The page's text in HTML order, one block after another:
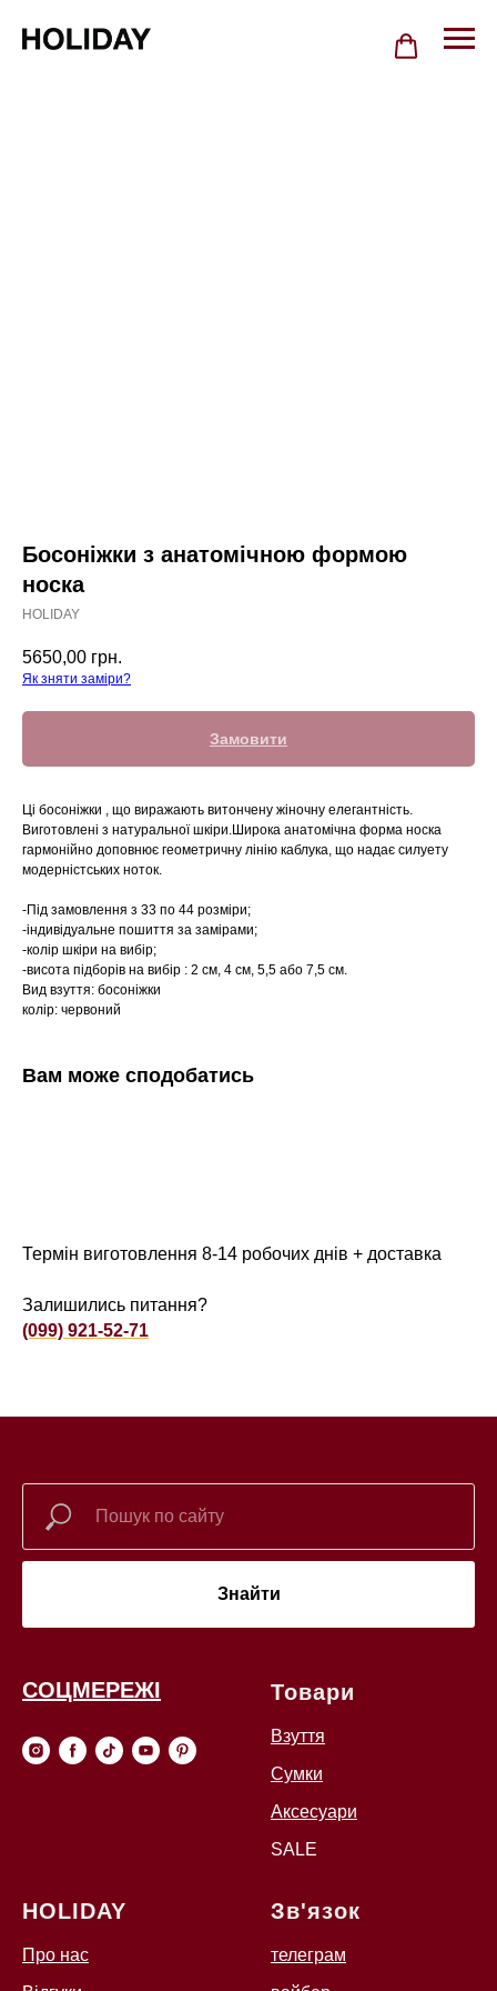
Босоніжки з анатомічною формою
носка
HOLIDAY
5650,00 грн.
Як зняти заміри?
Замовити
Ці босоніжки , що виражають витончену жіночну елегантність.
Виготовлені з натуральної шкіри.Широка анатомічна форма носка
гармонійно доповнює геометричну лінію каблука, що надає силуету
модерністських ноток.
-Під замовлення з 33 по 44 розміри;
-індивідуальне пошиття за замірами;
-колір шкіри на вибір;
-висота підборів на вибір : 2 см, 4 см, 5,5 або 7,5 см.
Вид взуття: босоніжки
колір: червоний
Вам може сподобатись
Термін виготовлення 8-14 робочих днів + доставка
Залишились питання?
(099) 921-52-71
Знайти
СОЦМЕРЕЖІ Товари
Взуття
Сумки
Аксесуари
SALE
HOLIDAY
Про нас
Зв'язок
телеграм